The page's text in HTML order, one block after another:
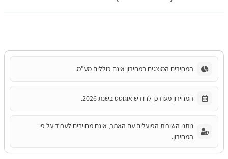
המחירים המוצגים במחירון אינם כוללים מע"מ.
המחירון מעודכן לחודש אוגוסט בשנת 2026.
נותני השירות הפועלים עם האתר, אינם מחויבים לעבוד על פי
המחירון.